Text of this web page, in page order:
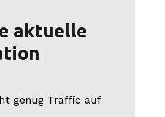
aktuelle
genug Traffic auf